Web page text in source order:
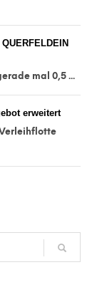
mal 0,5 ...
erweitert